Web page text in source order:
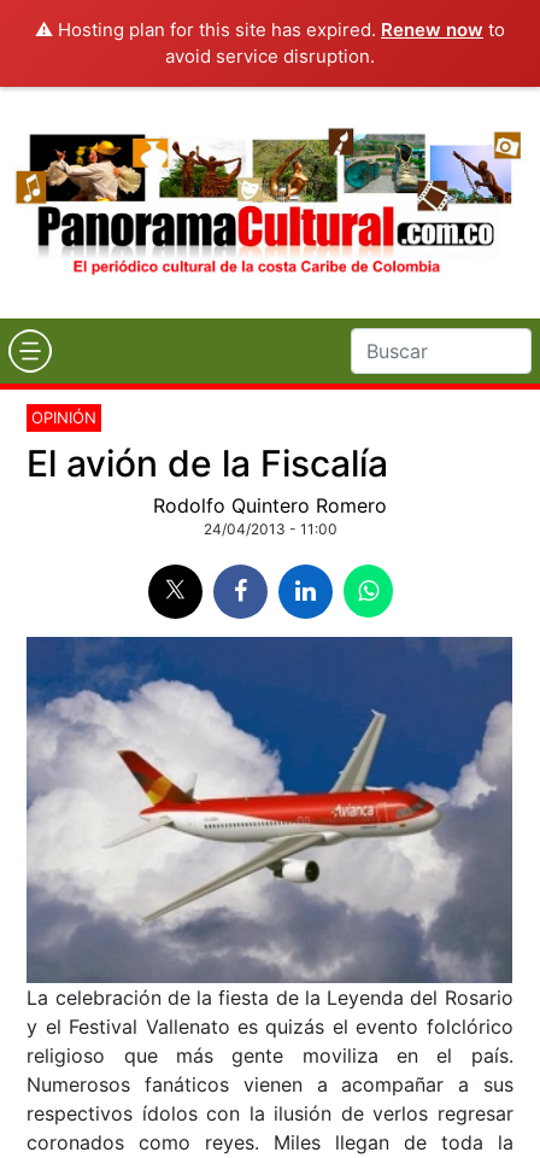
⚠️ Hosting plan for this site has expired. Renew now to
avoid service disruption.
OPINIÓN
El avión de la Fiscalía
Rodolfo Quintero Romero
24/04/2013 - 11:00
La celebración de la fiesta de la Leyenda del Rosario
y el Festival Vallenato es quizás el evento folclórico
religioso que más gente moviliza en el país.
Numerosos fanáticos vienen a acompañar a sus
respectivos ídolos con la ilusión de verlos regresar
coronados como reyes. Miles llegan de toda la